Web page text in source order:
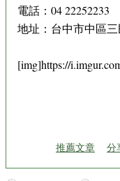
電話：04 22252233
地址：台中市中區
[img]https://
推薦文章 分